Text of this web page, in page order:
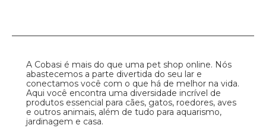
A Cobasi é mais do que uma pet shop online. Nós
abastecemos a parte divertida do seu lar e
conectamos você com o que há de melhor na vida.
Aqui você encontra uma diversidade incrível de
produtos essencial para cães, gatos, roedores, aves
e outros animais, além de tudo para aquarismo,
jardinagem e casa.